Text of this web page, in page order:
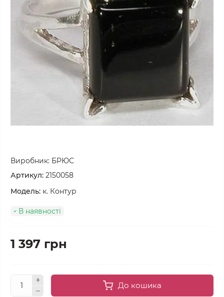
Виробник: БРЮС
Артикул: 2150058
Модель: к. Контур
В наявності
1 397 грн
До кошика